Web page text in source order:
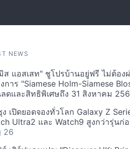
NEWS
ส แอสเสท" ชูโปรบ้านอยู่ฟรี ไม่ต้อง
การ "Siamese Holm-Siamese
ดและสิทธิพิเศษถึง 31 สิงหาคม
เปิดยอดจองทั่วโลก Galaxy Z
Ultra2 และ Watch9 สูงกว่ารุ่นก่
26